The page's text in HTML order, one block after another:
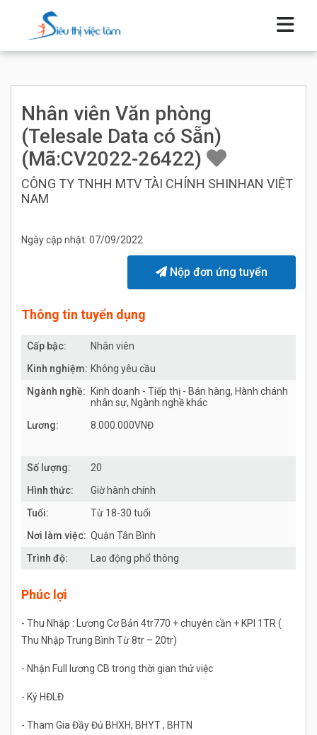
Nhân viên Văn phòng
(Telesale Data có Sẵn)
(Mã:CV2022-26422)
CÔNG TY TNHH MTV TÀI CHÍNH SHINHAN VIỆT
NAM
Ngày cập nhật: 07/09/2022
Nộp đơn ứng tuyển
Thông tin tuyển dụng
Cấp bậc:
Nhân viên
Kinh nghiệm: Không yêu cầu
Ngành nghề:
Kinh doanh - Tiếp thị - Bán hàng, Hành chánh
nhân sự, Ngành nghề khác
Lương:
8.000.000VNĐ
Số lượng:
20
Hình thức:
Giờ hành chính
Tuổi:
Từ 18-30 tuổi
Nơi làm việc: Quận Tân Bình
Trình độ:
Lao động phổ thông
Phúc lợi
- Thu Nhập : Lương Cơ Bản 4tr770 + chuyên cần + KPI 1TR (
Thu Nhập Trung Bình Từ 8tr – 20tr)
- Nhận Full lương CB trong thời gian thử việc
- Ký HĐLĐ
- Tham Gia Đầy Đủ BHXH, BHYT , BHTN